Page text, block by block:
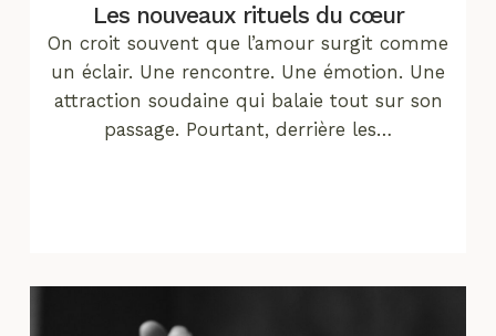
Les nouveaux rituels du cœur
On croit souvent que l’amour surgit comme
un éclair. Une rencontre. Une émotion. Une
attraction soudaine qui balaie tout sur son
passage. Pourtant, derrière les…